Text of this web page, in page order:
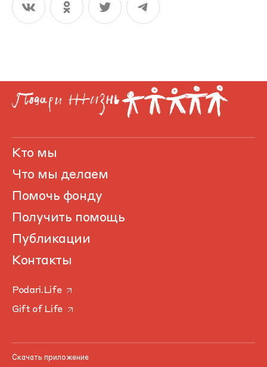
Кто мы
Что мы делаем
Помочь фонду
Получить помощь
Публикации
Контакты
Podari.Life
Gift of Life
Скачать приложение